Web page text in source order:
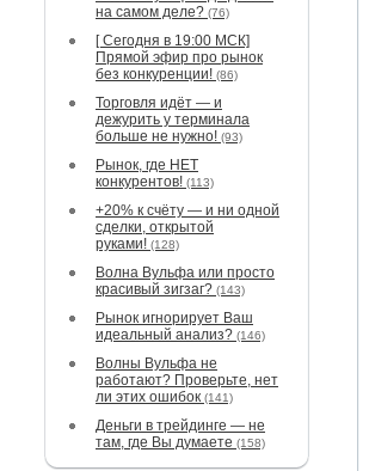
на самом деле? (76)
[ Сегодня в 19:00 МСК]
Прямой эфир про рынок
без конкуренции! (86)
Торговля идёт — и
дежурить у терминала
больше не нужно! (93)
Рынок, где НЕТ
конкурентов! (113)
+20% к счёту — и ни одной
сделки, открытой
руками! (128)
Волна Вульфа или просто
красивый зигзаг? (143)
Рынок игнорирует Ваш
идеальный анализ? (146)
Волны Вульфа не
работают? Проверьте, нет
ли этих ошибок (141)
Деньги в трейдинге — не
там, где Вы думаете (158)